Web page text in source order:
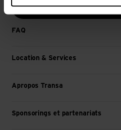
Continuer
FAQ
Location & Services
Apropos Transa
Sponsorings et partenariats